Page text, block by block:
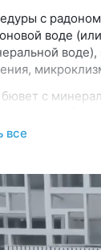
с
воде
воде),
с
из
№ 69
ванн
из
все